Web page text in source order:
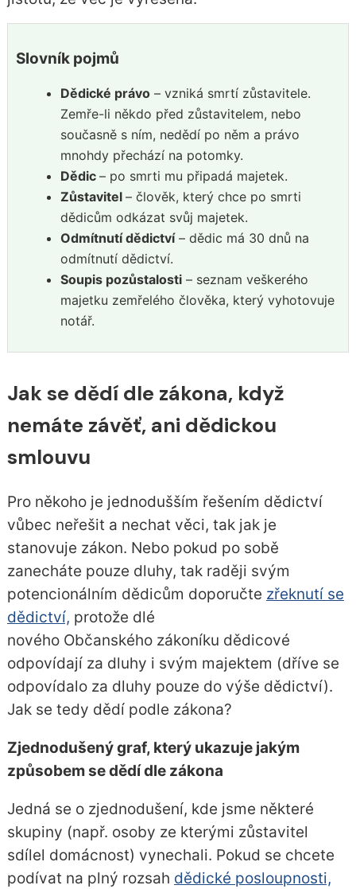
Slovník pojmů
Dědické právo– vzniká smrtí zůstavitele.
Zemře-li někdo před zůstavitelem, nebo
současně s ním, nedědí po něm a právo
mnohdy přechází na potomky.
Dědic – po smrti mu připadá majetek.
Zůstavitel – člověk, který chce po smrti
dědicům odkázat svůj majetek.
Odmítnutí dědictví– dědic má 30 dnů na
odmítnutí dědictví.
Soupis pozůstalosti– seznam veškerého
majetku zemřelého člověka, který vyhotovuje
notář.
Jak se dědí dle zákona, když
nemáte závěť, ani dědickou
smlouvu
Pro někoho je jednodušším řešením dědictví
vůbec neřešit a nechat věci, tak jak je
stanovuje zákon. Nebo pokud po sobě
zanecháte pouze dluhy, tak raději svým
potencionálním dědicům doporučte zřeknutí se
dědictví, protože dlé
nového Občanského zákoníku dědicové
odpovídají za dluhy i svým majektem (dříve se
odpovídalo za dluhy pouze do výše dědictví).
Jak se tedy dědí podle zákona?
Zjednodušený graf, který ukazuje jakým
způsobem se dědí dle zákona
Jedná se o zjednodušení, kde jsme některé
skupiny (např. osoby ze kterými zůstavitel
sdílel domácnost) vynechali. Pokud se chcete
podívat na plný rozsah dědické posloupnosti,